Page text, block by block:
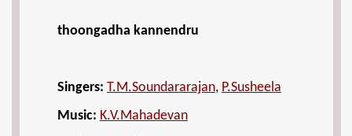
thoongadha kannendru
Singers: T.M.Soundararajan, P.Susheela
Music: K.V.Mahadevan